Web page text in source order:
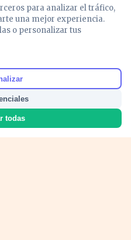
mercados,
actualizada
tu dinero y tu
para analizar el tráfico,
una mejor experiencia.
o personalizar tus
todas